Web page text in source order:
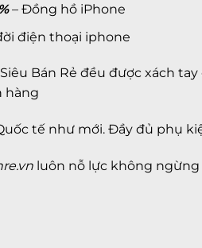
– Đồng hồ iPhone
điện thoại iphone
Bán Rẻ đều được xách
hàng
tế như mới. Đầy đủ phụ
luôn nỗ lực không